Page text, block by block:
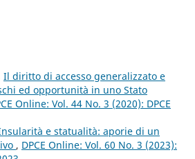
Il diritto di accesso generalizzato e
ed opportunità in uno Stato
Online: Vol. 44 No. 3 (2020): DPCE
e statualità: aporie di un
, DPCE Online: Vol. 60 No. 3 (2023):